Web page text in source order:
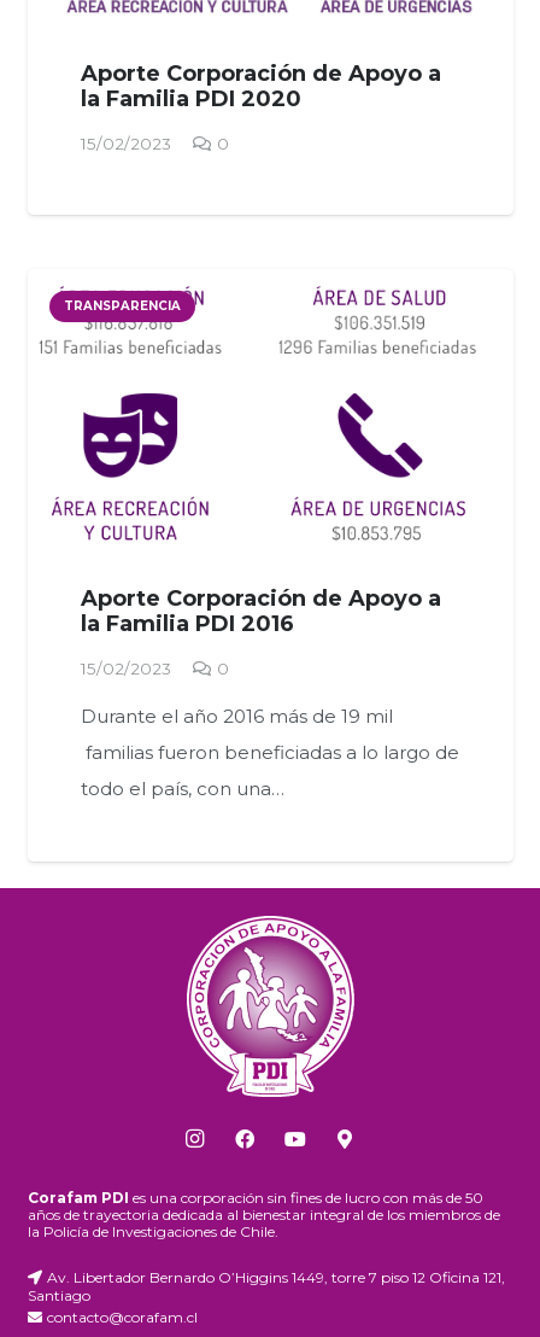
Aporte Corporación de Apoyo a
la Familia PDI 2020
15/02/2023 0
TRANSPARENCIA
Aporte Corporación de Apoyo a
la Familia PDI 2016
15/02/2023 0
Durante el año 2016 más de 19 mil
familias fueron beneficiadas a lo largo de
todo el país, con una…
Corafam PDI es una corporación sin fines de lucro con más de 50
años de trayectoria dedicada al bienestar integral de los miembros de
la Policía de Investigaciones de Chile.
Av. Libertador Bernardo O’Higgins 1449, torre 7 piso 12 Oficina 121,
Santiago
contacto@corafam.cl